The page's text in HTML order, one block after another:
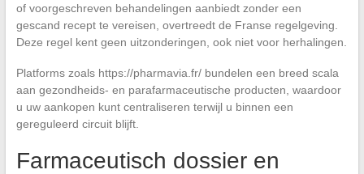
of voorgeschreven behandelingen aanbiedt zonder een
gescand recept te vereisen, overtreedt de Franse regelgeving.
Deze regel kent geen uitzonderingen, ook niet voor herhalingen.
Platforms zoals https://pharmavia.fr/ bundelen een breed scala
aan gezondheids- en parafarmaceutische producten, waardoor
u uw aankopen kunt centraliseren terwijl u binnen een
gereguleerd circuit blijft.
Farmaceutisch dossier en